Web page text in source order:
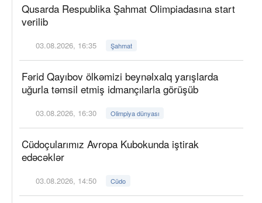
Qusarda Respublika Şahmat Olimpiadasına start
verilib
03.08.2026, 16:35 Şahmat
Fərid Qayıbov ölkəmizi beynəlxalq yarışlarda
uğurla təmsil etmiş idmançılarla görüşüb
03.08.2026, 16:30 Olimpiya dünyası
Cüdoçularımız Avropa Kubokunda iştirak
edəcəklər
03.08.2026, 14:50 Cüdo